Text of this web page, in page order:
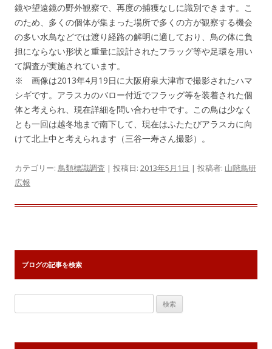
鏡や望遠鏡の野外観察で、再度の捕獲なしに識別できます。こ
のため、多くの個体が集まった場所で多くの方が観察する機会
の多い水鳥などでは渡り経路の解明に適しており、鳥の体に負
担にならない形状と重量に設計されたフラッグ等や足環を用い
て調査が実施されています。
※ 画像は2013年4月19日に大阪府泉大津市で撮影されたハマ
シギです。アラスカのバロー付近でフラッグ等を装着された個
体と考えられ、現在詳細を問い合わせ中です。この鳥は少なく
とも一回は越冬地まで南下して、現在はふたたびアラスカに向
けて北上中と考えられます（三谷一寿さん撮影）。
カテゴリー: 鳥類標識調査 | 投稿日: 2013年5月1日 | 投稿者: 山階鳥研
広報
ブログの記事を検索
索: